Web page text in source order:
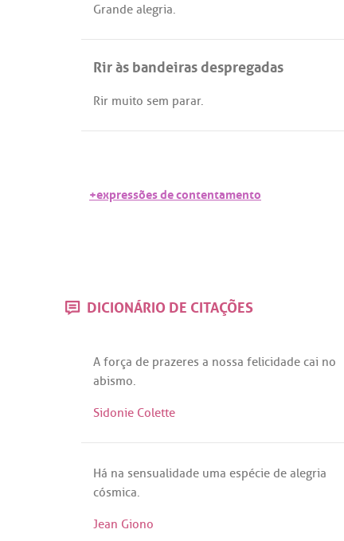
Grande alegria.
Rir às bandeiras despregadas
Rir muito sem parar.
+expressões de contentamento
DICIONÁRIO DE CITAÇÕES
A força de prazeres a nossa felicidade cai no
abismo.
Sidonie Colette
Há na sensualidade uma espécie de alegria
cósmica.
Jean Giono